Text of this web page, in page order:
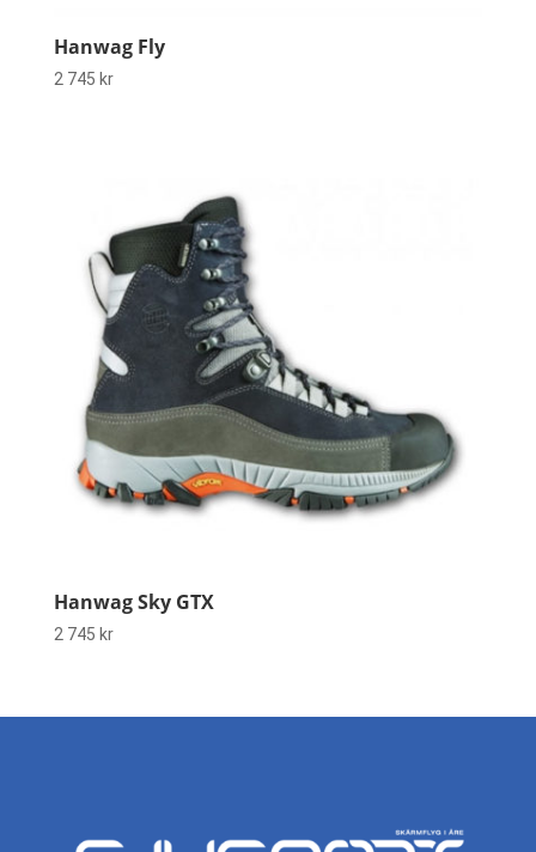
Hanwag Fly
2 745 kr
Hanwag Sky GTX
2 745 kr